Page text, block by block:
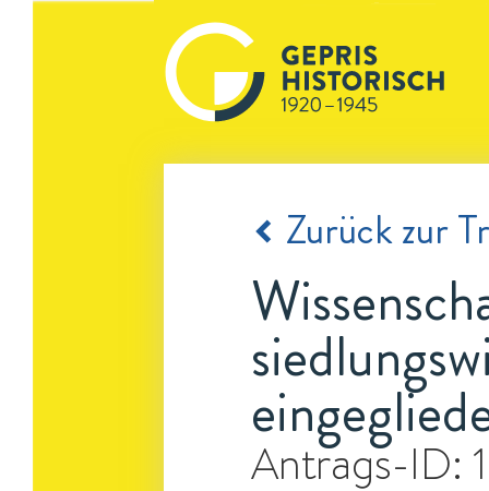
Zurück zur
Antrags-ID: